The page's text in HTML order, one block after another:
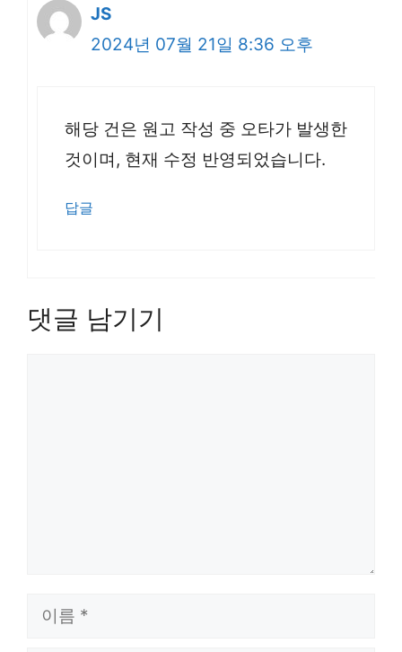
JS
2024년 07월 21일 8:36 오후
해당 건은 원고 작성 중 오타가 발생한
것이며, 현재 수정 반영되었습니다.
답글
댓글 남기기